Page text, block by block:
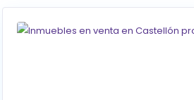
Castellón/Castelló